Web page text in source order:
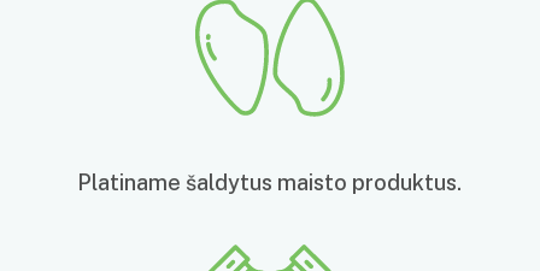
Platiname šaldytus maisto produktus.